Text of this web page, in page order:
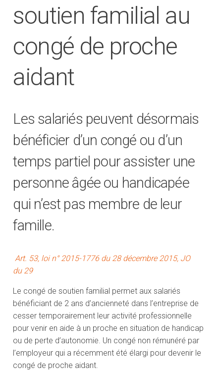
soutien familial au
congé de proche
aidant
Les salariés peuvent désormais
bénéficier d’un congé ou d’un
temps partiel pour assister une
personne âgée ou handicapée
qui n’est pas membre de leur
famille.
Art. 53, loi n° 2015-1776 du 28 décembre 2015, JO
du 29
Le congé de soutien familial permet aux salariés
bénéficiant de 2 ans d’ancienneté dans l’entreprise de
cesser temporairement leur activité professionnelle
pour venir en aide à un proche en situation de handicap
ou de perte d’autonomie. Un congé non rémunéré par
l’employeur qui a récemment été élargi pour devenir le
congé de proche aidant.